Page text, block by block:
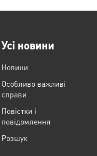
Усі новини
Новини
Особливо важливі
справи
Повістки і
повідомлення
Розшук